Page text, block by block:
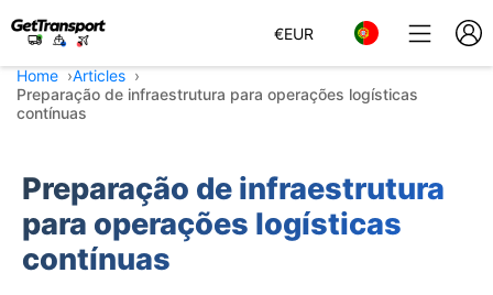
€EUR
Home
Articles
Preparação de infraestrutura para operações logísticas
contínuas
Preparação de infraestrutura
para operações logísticas
contínuas